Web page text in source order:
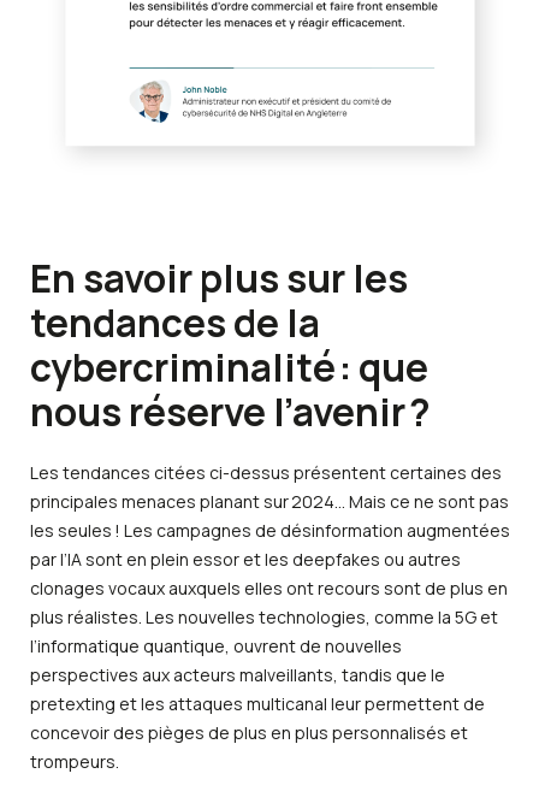
En savoir plus sur les
tendances de la
cybercriminalité : que
nous réserve l’avenir ?
Les tendances citées ci-dessus présentent certaines des
principales menaces planant sur 2024… Mais ce ne sont pas
les seules ! Les campagnes de désinformation augmentées
par l’IA sont en plein essor et les deepfakes ou autres
clonages vocaux auxquels elles ont recours sont de plus en
plus réalistes. Les nouvelles technologies, comme la 5G et
l’informatique quantique, ouvrent de nouvelles
perspectives aux acteurs malveillants, tandis que le
pretexting et les attaques multicanal leur permettent de
concevoir des pièges de plus en plus personnalisés et
trompeurs.